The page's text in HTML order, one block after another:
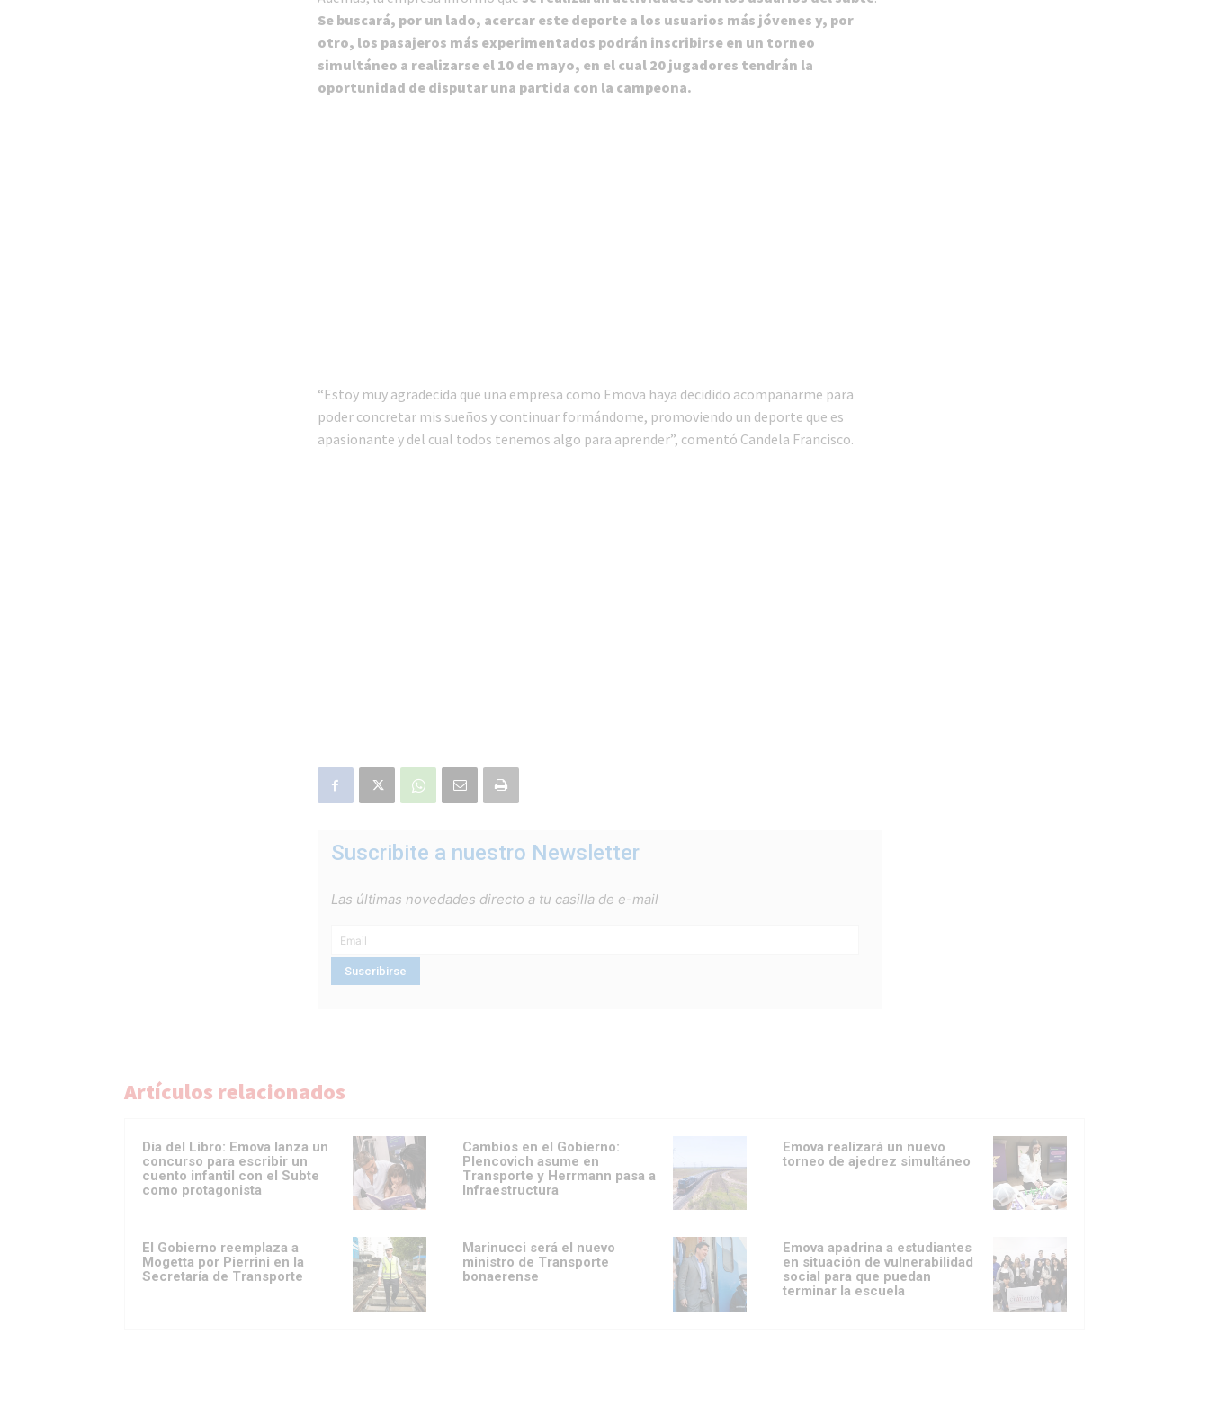
Se buscará, por un lado, acercar este deporte a los usuarios más jóvenes y, por
otro, los pasajeros más experimentados podrán inscribirse en un torneo
simultáneo a realizarse el 10 de mayo, en el cual 20 jugadores tendrán la
oportunidad de disputar una partida con la campeona.
“Estoy muy agradecida que una empresa como Emova haya decidido acompañarme para
poder concretar mis sueños y continuar formándome, promoviendo un deporte que es
apasionante y del cual todos tenemos algo para aprender”, comentó Candela Francisco.
Suscribite a nuestro Newsletter
Las últimas novedades directo a tu casilla de e-mail
Artículos relacionados
Día del Libro: Emova lanza un
concurso para escribir un
cuento infantil con el Subte
como protagonista
Cambios en el Gobierno:
Plencovich asume en
Transporte y Herrmann pasa a
Infraestructura
Emova realizará un nuevo
torneo de ajedrez simultáneo
El Gobierno reemplaza a
Mogetta por Pierrini en la
Secretaría de Transporte
Marinucci será el nuevo
ministro de Transporte
bonaerense
Emova apadrina a estudiantes
en situación de vulnerabilidad
social para que puedan
terminar la escuela